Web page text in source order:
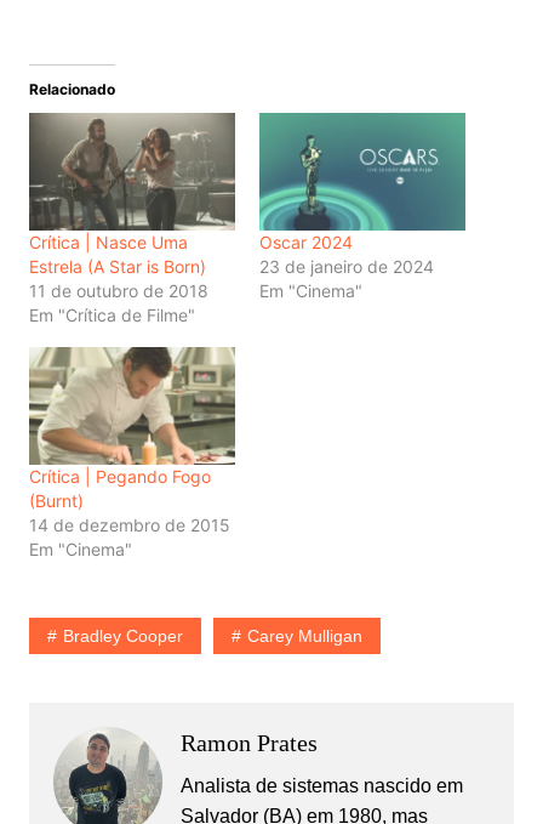
Relacionado
Crítica | Nasce Uma
Estrela (A Star is Born)
11 de outubro de 2018
Em "Crítica de Filme"
Oscar 2024
23 de janeiro de 2024
Em "Cinema"
Crítica | Pegando Fogo
(Burnt)
14 de dezembro de 2015
Em "Cinema"
Bradley Cooper Carey Mulligan
Ramon Prates
Analista de sistemas nascido em
Salvador (BA) em 1980, mas